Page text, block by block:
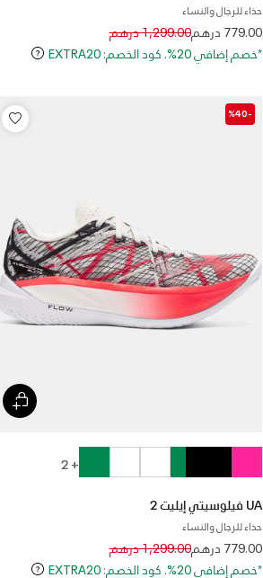
حذاء للرجال والنساء
779.00 درهم Price reduced from
1,299.00 درهمto
*خصم إضافي 20%. كود الخصم: EXTRA20
-%40
+ 2
UA فيلوسيتي إيليت 2
حذاء للرجال والنساء
779.00 درهم Price reduced from
1,299.00 درهمto
*خصم إضافي 20%. كود الخصم: EXTRA20